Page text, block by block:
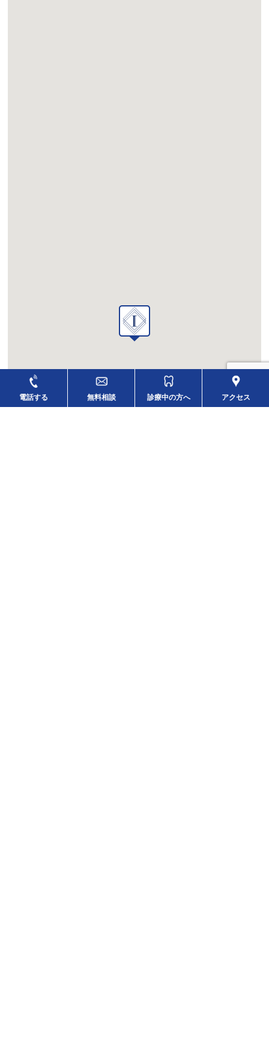
電話する 無料相談 診療中の方へ アクセス